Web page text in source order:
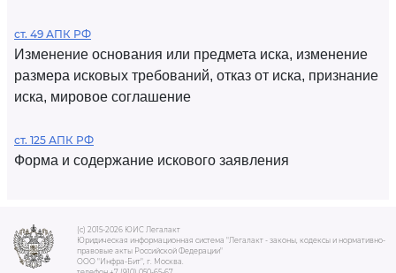
ст. 49 АПК РФ
Изменение основания или предмета иска, изменение
размера исковых требований, отказ от иска, признание
иска, мировое соглашение
ст. 125 АПК РФ
Форма и содержание искового заявления
(c) 2015-2026 ЮИС Легалакт
Юридическая информационная система "Легалакт - законы, кодексы и нормативно-
правовые акты Российской Федерации"
ООО "Инфра-Бит", г. Москва.